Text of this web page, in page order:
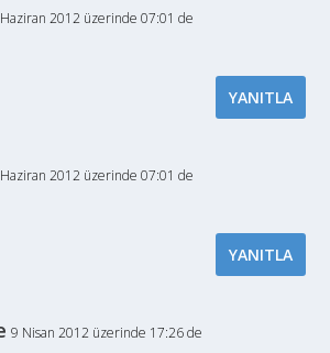
2012 üzerinde 07:01 de
YANITLA
2012 üzerinde 07:01 de
YANITLA
9 Nisan 2012 üzerinde 17:26 de